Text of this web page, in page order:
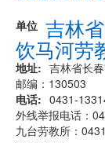
单位 吉林
饮马河劳
地址
吉林省长
邮编：130503
电话
0431-
外线举报电话：
九台劳教所：